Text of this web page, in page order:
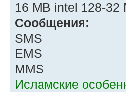
16 MB intel 128-32
Сообщения:
SMS
EMS
MMS
Исламские